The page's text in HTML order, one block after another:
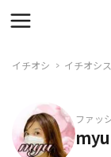
イチオシ イチオシ
ファッ
myu